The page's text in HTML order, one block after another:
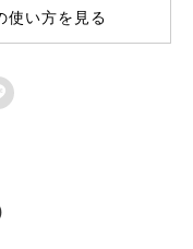
使い方を見る